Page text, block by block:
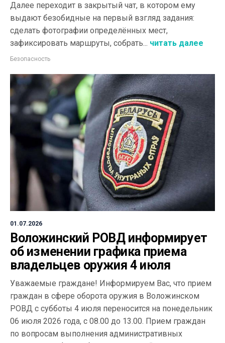
Далее переходит в закрытый чат, в котором ему
выдают безобидные на первый взгляд задания:
сделать фотографии определённых мест,
зафиксировать маршруты, собрать... читать далее
Безопасность
01.07.2026
Воложинский РОВД информирует
об изменении графика приема
владельцев оружия 4 июля
Уважаемые граждане! Информируем Вас, что прием
граждан в сфере оборота оружия в Воложинском
РОВД с субботы 4 июля переносится на понедельник
06 июля 2026 года, с 08.00 до 13.00. Прием граждан
по вопросам выполнения административных